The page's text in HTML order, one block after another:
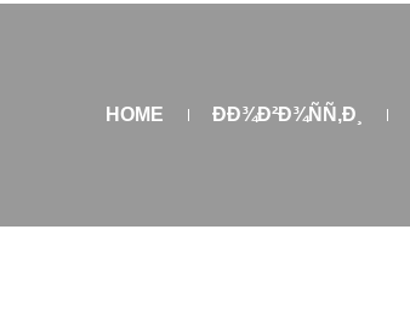
HOME ÐÐ¾Ð²Ð¾ÑÑ‚Ð¸